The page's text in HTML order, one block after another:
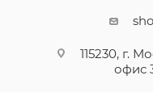
115230, г.
офис